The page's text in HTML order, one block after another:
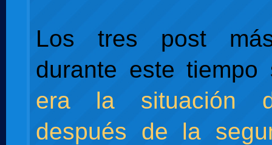
Los tres post
durante este
era la situación
después de la